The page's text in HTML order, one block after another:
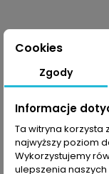
Mountval Gel
wykonanego z
szczotka
plamy, nie
Cookies
Zgody
Informacje
Ta witryna korzysta
najwyższy poziom
Wykorzystujemy
ulepszenia naszych